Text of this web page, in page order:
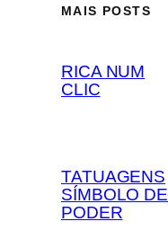
MAIS POSTS
RICA NUM
CLIC
TATUAGENS
SÍMBOLO DE
PODER